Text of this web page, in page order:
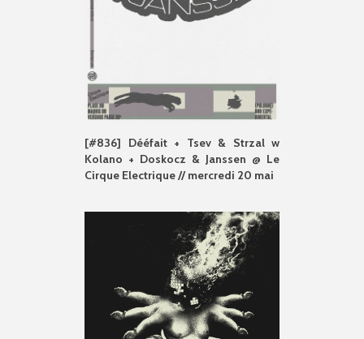
[#836] Dééfait + Tsev & Strzal w
Kolano + Doskocz & Janssen @ Le
Cirque Electrique // mercredi 20 mai